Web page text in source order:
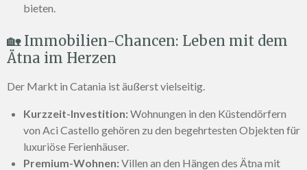
bieten.
🏡 Immobilien-Chancen: Leben mit dem
Ätna im Herzen
Der Markt in Catania ist äußerst vielseitig.
Kurzzeit-Investition:Wohnungen in den Küstendörfern
von Aci Castello gehören zu den begehrtesten Objekten für
luxuriöse Ferienhäuser.
Premium-Wohnen:Villen an den Hängen des Ätna mit